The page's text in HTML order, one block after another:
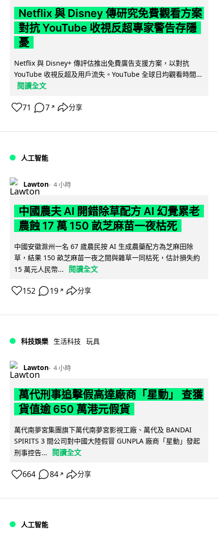
Netflix 與 Disney 傳研究免費觀看方案
對抗 YouTube 收視反超專家警告存隱
憂
Netflix 與 Disney+ 傳評估推出免費廣告支援方案，以對抗
YouTube 收視反超及用戶流失。YouTube 全球日均觀看時間...
閱讀全文
71 7 ↗ 分享
人工智能
Lawton 4 小時
中國農夫 AI 開錯除草配方 AI 幻覺累老
農蝕 17 萬 150 畝芝麻苗一夜枯死
中國安徽滁州一名 67 歲農民按 AI 生成農藥配方為芝麻田除
草，結果 150 畝芝麻苗一夜之間與雜草一同枯死，估計損失約
15 萬元人民幣...
閱讀全文
152 19 ↗ 分享
科技娛樂 生活科技 玩具
Lawton 4 小時
萬代刑事追擊假高達廠商「星動」 查獲
貨值逾 650 萬港元假貨
萬代南夢宮集團旗下萬代南夢宮影視工廠、萬代及 BANDAI
SPIRITS 3 間公司對中國大陸假冒 GUNPLA 廠商「星動」發起
刑事控告...
閱讀全文
664 84 ↗ 分享
人工智能